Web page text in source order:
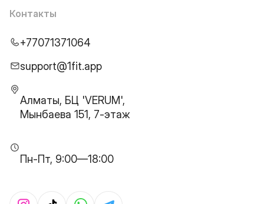
Контакты
+77071371064
support@1fit.app
Алматы, БЦ 'VERUM',
Мынбаева 151, 7-этаж
Пн-Пт, 9:00—18:00